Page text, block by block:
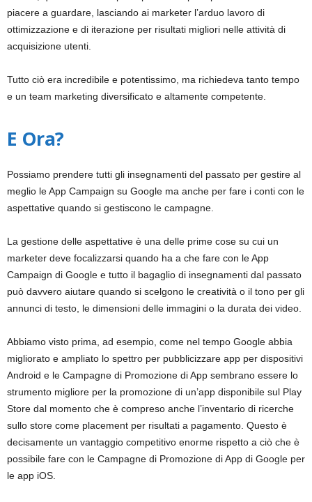
piacere a guardare, lasciando ai marketer l’arduo lavoro di
ottimizzazione e di iterazione per risultati migliori nelle attività di
acquisizione utenti.
Tutto ciò era incredibile e potentissimo, ma richiedeva tanto tempo
e un team marketing diversificato e altamente competente.
E Ora?
Possiamo prendere tutti gli insegnamenti del passato per gestire al
meglio le App Campaign su Google ma anche per fare i conti con le
aspettative quando si gestiscono le campagne.
La gestione delle aspettative è una delle prime cose su cui un
marketer deve focalizzarsi quando ha a che fare con le App
Campaign di Google e tutto il bagaglio di insegnamenti dal passato
può davvero aiutare quando si scelgono le creatività o il tono per gli
annunci di testo, le dimensioni delle immagini o la durata dei video.
Abbiamo visto prima, ad esempio, come nel tempo Google abbia
migliorato e ampliato lo spettro per pubblicizzare app per dispositivi
Android e le Campagne di Promozione di App sembrano essere lo
strumento migliore per la promozione di un’app disponibile sul Play
Store dal momento che è compreso anche l’inventario di ricerche
sullo store come placement per risultati a pagamento. Questo è
decisamente un vantaggio competitivo enorme rispetto a ciò che è
possibile fare con le Campagne di Promozione di App di Google per
le app iOS.